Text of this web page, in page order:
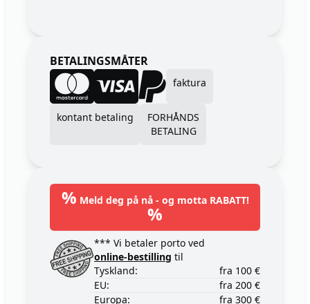
BETALINGSMÅTER
faktura
kontant betaling
FORHÅNDS
BETALING
% Meld deg på nå - og motta RABATT!
%
*** Vi betaler porto ved
online-bestilling til
Tyskland:
fra 100 €
EU:
fra 200 €
Europa:
fra 300 €